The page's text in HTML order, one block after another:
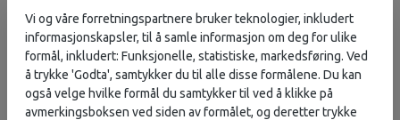
glidelåsdragere
Innvendige festestropper
Innvendig nettinglomme
Lav vekt: 0,92 kg.
STOFF
Vi og våre forretningspartnere bruker teknologier, inkludert
informasjonskapsler, til å samle informasjon om deg for ulike
formål, inkludert: Funksjonelle, statistiske, markedsføring. Ved
å trykke 'Godta', samtykker du til alle disse formålene. Du kan
også velge hvilke formål du samtykker til ved å klikke på
avmerkingsboksen ved siden av formålet, og deretter trykke